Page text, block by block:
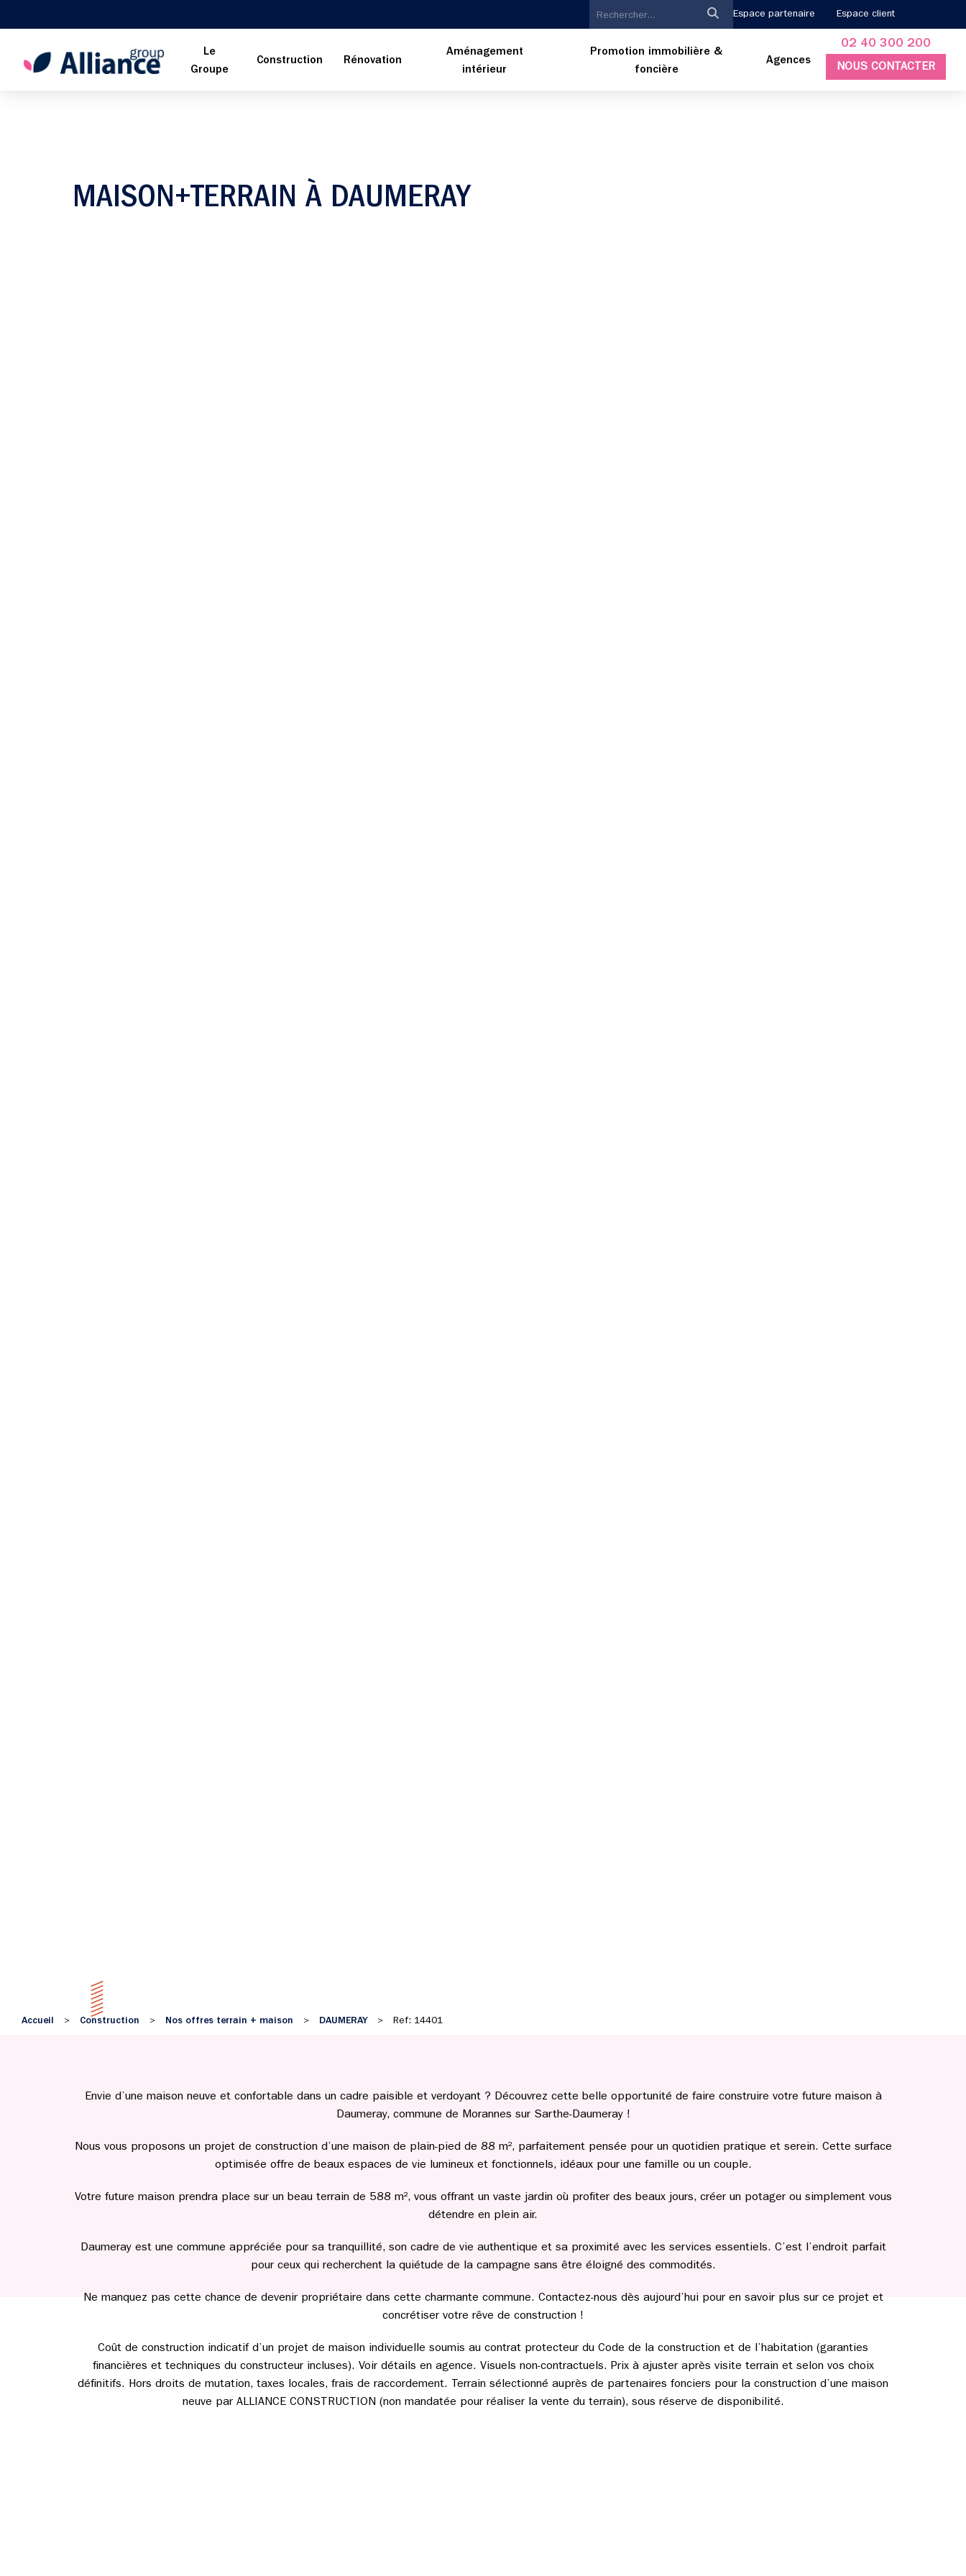
Espace partenaire Espace client
Le
Groupe
Construction Rénovation
Aménagement
intérieur
Promotion immobilière &
foncière
Agences
02 40 300 200
NOUS CONTACTER
MAISON+TERRAIN À DAUMERAY
Accueil > Construction > Nos offres terrain + maison > DAUMERAY > Ref: 14401
Envie d’une maison neuve et confortable dans un cadre paisible et verdoyant ? Découvrez cette belle opportunité de faire construire votre future maison à
Daumeray, commune de Morannes sur Sarthe-Daumeray !
Nous vous proposons un projet de construction d’une maison de plain-pied de 88 m², parfaitement pensée pour un quotidien pratique et serein. Cette surface
optimisée offre de beaux espaces de vie lumineux et fonctionnels, idéaux pour une famille ou un couple.
Votre future maison prendra place sur un beau terrain de 588 m², vous offrant un vaste jardin où profiter des beaux jours, créer un potager ou simplement vous
détendre en plein air.
Daumeray est une commune appréciée pour sa tranquillité, son cadre de vie authentique et sa proximité avec les services essentiels. C’est l’endroit parfait
pour ceux qui recherchent la quiétude de la campagne sans être éloigné des commodités.
Ne manquez pas cette chance de devenir propriétaire dans cette charmante commune. Contactez-nous dès aujourd’hui pour en savoir plus sur ce projet et
concrétiser votre rêve de construction !
Coût de construction indicatif d’un projet de maison individuelle soumis au contrat protecteur du Code de la construction et de l’habitation (garanties
financières et techniques du constructeur incluses). Voir détails en agence. Visuels non-contractuels. Prix à ajuster après visite terrain et selon vos choix
définitifs. Hors droits de mutation, taxes locales, frais de raccordement. Terrain sélectionné auprès de partenaires fonciers pour la construction d’une maison
neuve par ALLIANCE CONSTRUCTION (non mandatée pour réaliser la vente du terrain), sous réserve de disponibilité.